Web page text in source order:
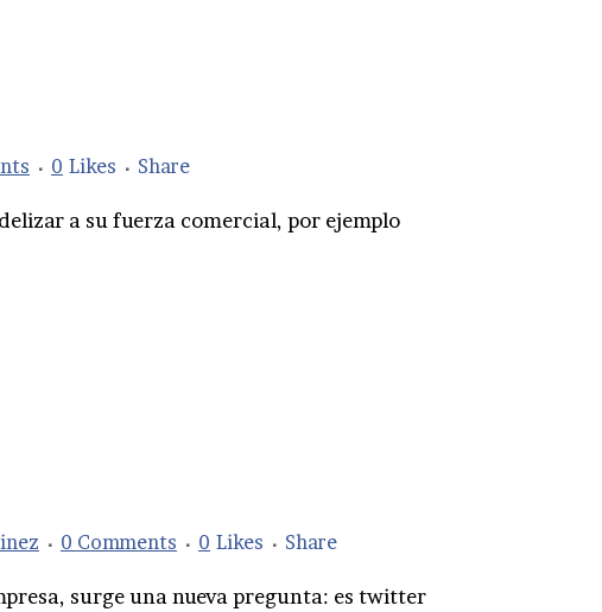
0 Likes Share
a su fuerza comercial, por ejemplo
0 Comments 0 Likes Share
surge una nueva pregunta: es twitter